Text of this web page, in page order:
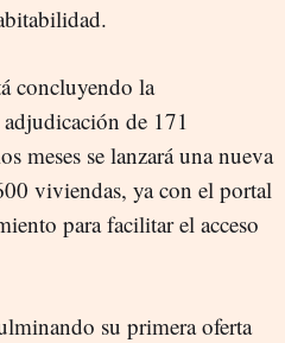
concluyendo la
de 171
meses se lanzará una nueva
viviendas, ya con el portal
para facilitar el acceso
su primera oferta